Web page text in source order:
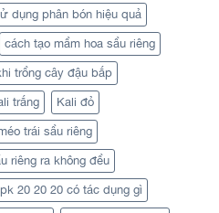
dụng phân bón hiệu quả
cách tạo mầm hoa sầu riêng
trồng cây đậu bắp
trắng Kali đỏ
trái sầu riêng
riêng ra không đều
20 20 20 có tác dụng gì